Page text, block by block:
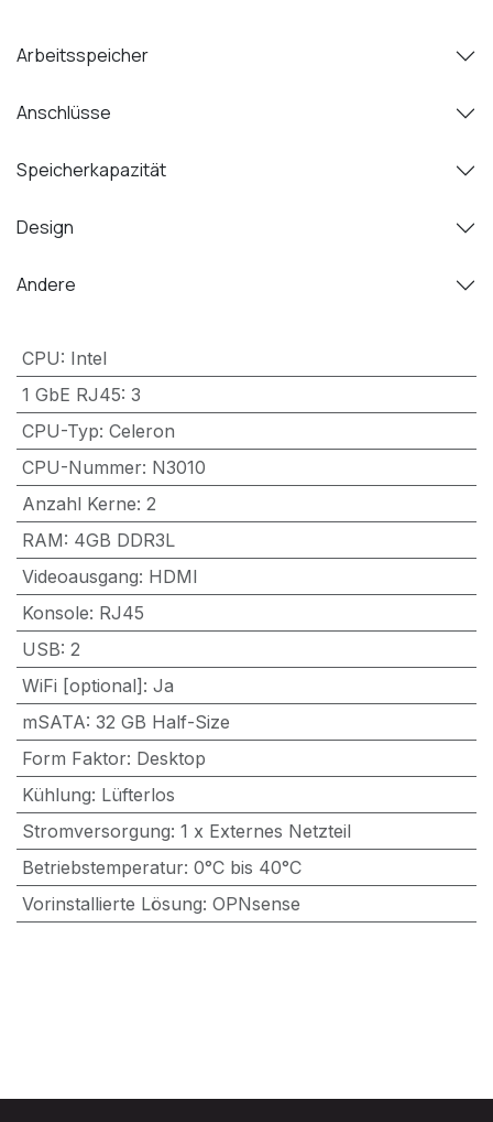
Arbeitsspeicher
Anschlüsse
Speicherkapazität
Design
Andere
CPU: Intel
1 GbE RJ45: 3
CPU-Typ: Celeron
CPU-Nummer: N3010
Anzahl Kerne: 2
RAM: 4GB DDR3L
Videoausgang: HDMI
Konsole: RJ45
USB: 2
WiFi [optional]: Ja
mSATA: 32 GB Half-Size
Form Faktor: Desktop
Kühlung: Lüfterlos
Stromversorgung: 1 x Externes Netzteil
Betriebstemperatur: 0°C bis 40°C
Vorinstallierte Lösung: OPNsense